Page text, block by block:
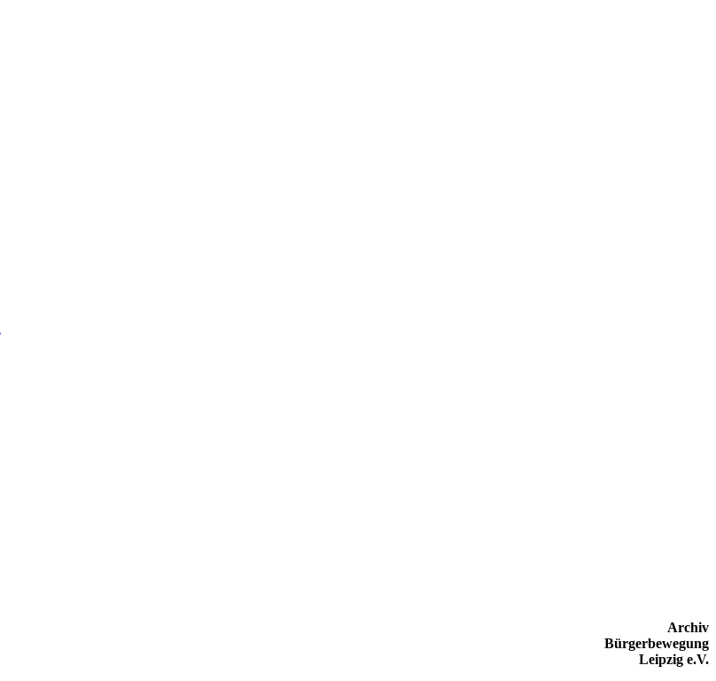
Archiv
Bürgerbewegung
Leipzig e.V.